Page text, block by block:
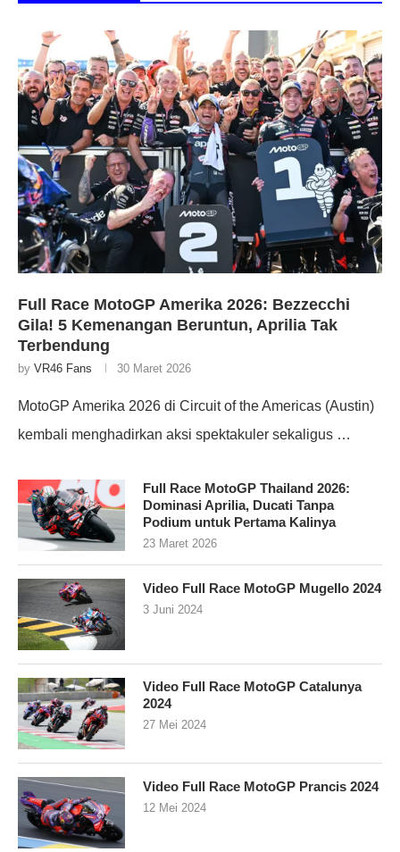
Full Race MotoGP Amerika 2026: Bezzecchi
Gila! 5 Kemenangan Beruntun, Aprilia Tak
Terbendung
by VR46 Fans 30 Maret 2026
MotoGP Amerika 2026 di Circuit of the Americas (Austin)
kembali menghadirkan aksi spektakuler sekaligus …
Full Race MotoGP Thailand 2026:
Dominasi Aprilia, Ducati Tanpa
Podium untuk Pertama Kalinya
23 Maret 2026
Video Full Race MotoGP Mugello 2024
3 Juni 2024
Video Full Race MotoGP Catalunya
2024
27 Mei 2024
Video Full Race MotoGP Prancis 2024
12 Mei 2024